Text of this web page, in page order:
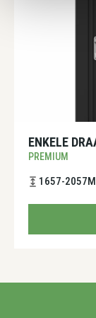
ENKELE
PREMIUM
1657-